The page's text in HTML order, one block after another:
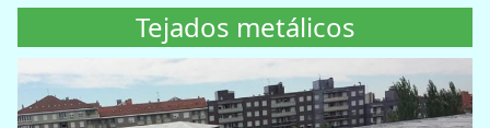
Tejados metálicos